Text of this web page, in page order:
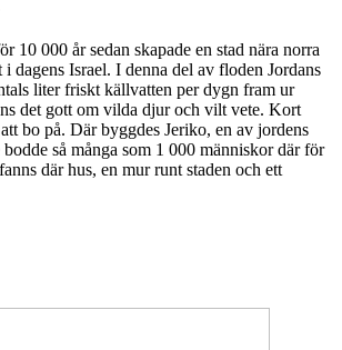
10 000 år sedan skapade en stad nära norra
dagens Israel. I denna del av floden Jordans
liter friskt källvatten per dygn fram ur
det gott om vilda djur och vilt vete. Kort
bo på. Där byggdes Jeriko, en av jordens
bodde så många som 1 000 människor där för
där hus, en mur runt staden och ett